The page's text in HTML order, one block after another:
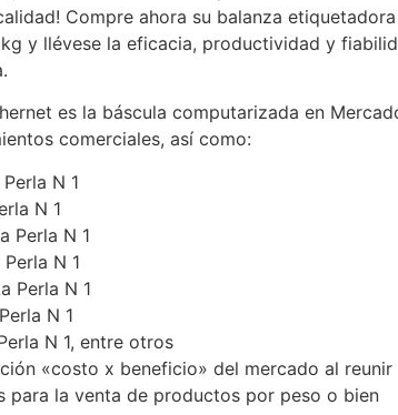
Compre ahora su balanza
y llévese la eficacia, productividad y
es la báscula computarizada en
comerciales, así como:
N 1
N 1
Perla N 1
N 1
Perla N 1
N 1
N 1, entre otros
«costo x beneficio» del mercado al reunir
para la venta de productos por peso o bien